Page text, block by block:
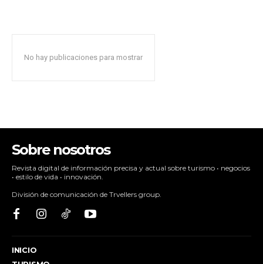
No hay publicaciones para mostrar
Sobre nosotros
Revista digital de información precisa y actual sobre turismo • negocios
• estilo de vida • innovación.
División de comunicación de Trvellers group.
INICIO